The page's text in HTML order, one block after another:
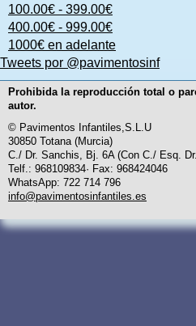
100.00€ - 399.00€
400.00€ - 999.00€
1000€ en adelante
Tweets por @pavimentosinf
Prohibida la reproducción total o
autor.
© Pavimentos Infantiles,S.L.U
30850 Totana (Murcia)
C./ Dr. Sanchis, Bj. 6A (Con C./ Esq.
Telf.: 968109834· Fax: 968424046
WhatsApp: 722 714 796
info@pavimentosinfantiles.es